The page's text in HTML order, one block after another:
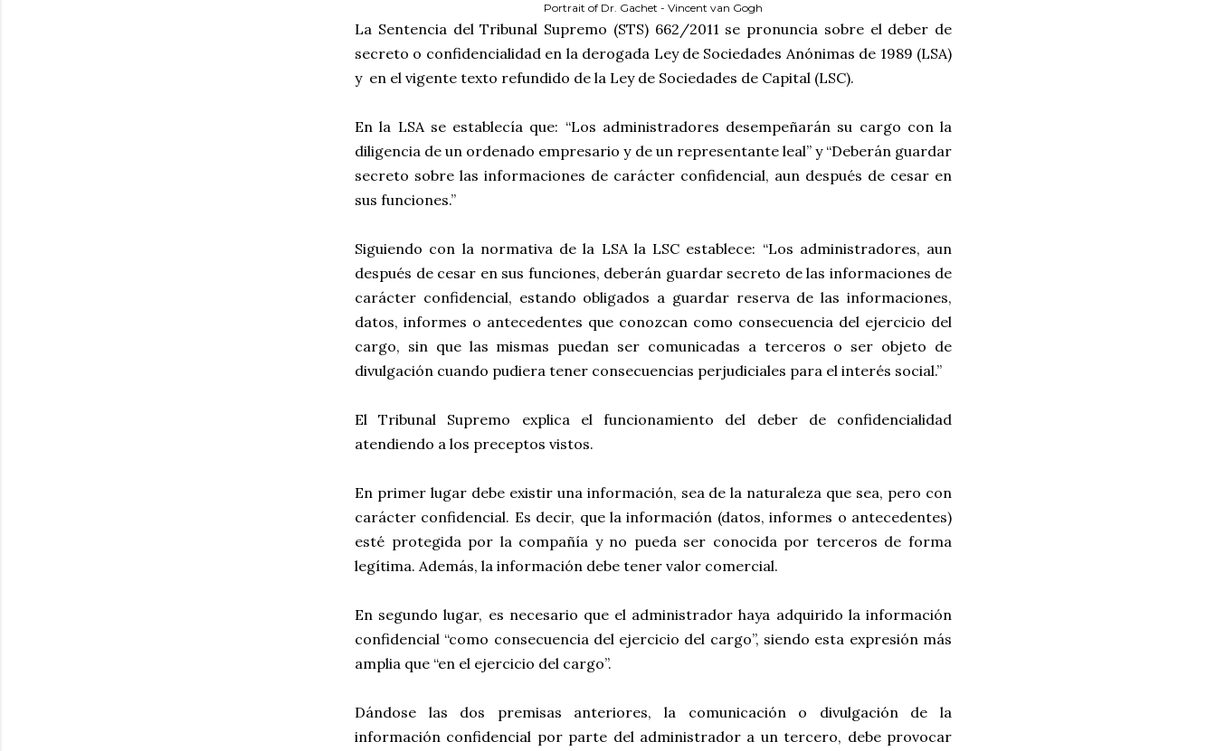
Portrait of Dr. Gachet - Vincent van Gogh
La Sentencia del Tribunal Supremo (STS) 662/2011 se pronuncia sobre el deber de
secreto o confidencialidad en la derogada Ley de Sociedades Anónimas de 1989 (LSA)
y en el vigente texto refundido de la Ley de Sociedades de Capital (LSC).
En la LSA se establecía que: “Los administradores desempeñarán su cargo con la
diligencia de un ordenado empresario y de un representante leal” y “Deberán guardar
secreto sobre las informaciones de carácter confidencial, aun después de cesar en
sus funciones.”
Siguiendo con la normativa de la LSA la LSC establece: “Los administradores, aun
después de cesar en sus funciones, deberán guardar secreto de las informaciones de
carácter confidencial, estando obligados a guardar reserva de las informaciones,
datos, informes o antecedentes que conozcan como consecuencia del ejercicio del
cargo, sin que las mismas puedan ser comunicadas a terceros o ser objeto de
divulgación cuando pudiera tener consecuencias perjudiciales para el interés social.”
El Tribunal Supremo explica el funcionamiento del deber de confidencialidad
atendiendo a los preceptos vistos.
En primer lugar debe existir una información, sea de la naturaleza que sea, pero con
carácter confidencial. Es decir, que la información (datos, informes o antecedentes)
esté protegida por la compañía y no pueda ser conocida por terceros de forma
legítima. Además, la información debe tener valor comercial.
En segundo lugar, es necesario que el administrador haya adquirido la información
confidencial “como consecuencia del ejercicio del cargo”, siendo esta expresión más
amplia que “en el ejercicio del cargo”.
Dándose las dos premisas anteriores, la comunicación o divulgación de la
información confidencial por parte del administrador a un tercero, debe provocar